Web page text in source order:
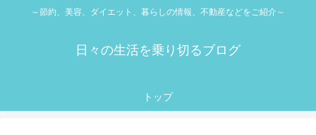
～節約、美容、ダイエット、暮らしの情報、不動産などをご紹介～
日々の生活を乗り切るブログ
トップ